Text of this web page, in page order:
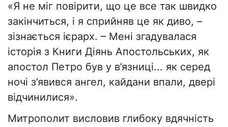
«Я не міг повірити, що це все так швидко
закінчиться, і я сприйняв це як диво, –
зізнається ієрарх. – Мені згадувалася
історія з Книги Діянь Апостольських, як
апостол Петро був у в’язниці... як серед
ночі з’явився ангел, кайдани впали, двері
відчинилися».
Митрополит висловив глибоку вдячність